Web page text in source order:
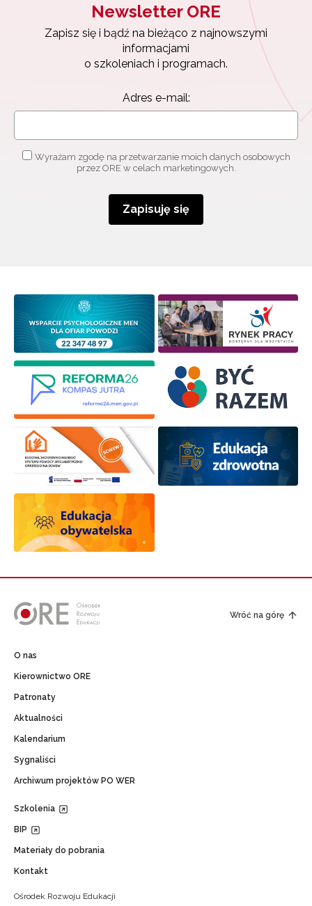
Newsletter ORE
Zapisz się i bądź na bieżąco z najnowszymi
informacjami
o szkoleniach i programach.
Adres e-mail:
Wyrażam zgodę na przetwarzanie moich danych osobowych
przez ORE w celach marketingowych.
Zapisuję się
Wróć na górę
O nas
Kierownictwo ORE
Patronaty
Aktualności
Kalendarium
Sygnaliści
Archiwum projektów PO WER
Szkolenia
BIP
Materiały do pobrania
Kontakt
Ośrodek Rozwoju Edukacji